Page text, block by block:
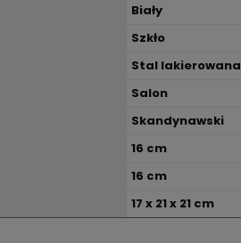
Biały
Szkło
Stal lakierowana
Salon
Skandynawski
16 cm
16 cm
17 x 21 x 21 cm